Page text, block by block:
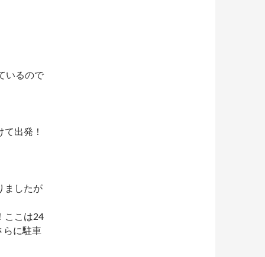
いるので
出発！
ましたが
ここは24
らに駐車